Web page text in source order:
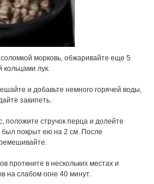
морковь, обжаривайте еще 5
лук.
и добавьте немного горячей воды,
закипеть.
положите стручок перца и долейте
был покрыт ею на 2 см. После
проткните в нескольких местах и
на слабом огне 40 минут.